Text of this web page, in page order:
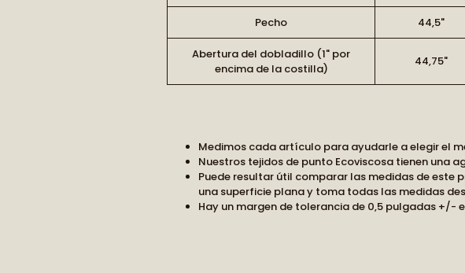
Pecho 44,5"
Abertura del dobladillo (1" por
encima de la costilla)
44,75"
Medimos cada artículo para ayudarle a elegir el
Nuestros tejidos de punto Ecoviscosa tienen una
Puede resultar útil comparar las medidas de este
una superficie plana y toma todas las medidas
Hay un margen de tolerancia de 0,5 pulgadas +/-